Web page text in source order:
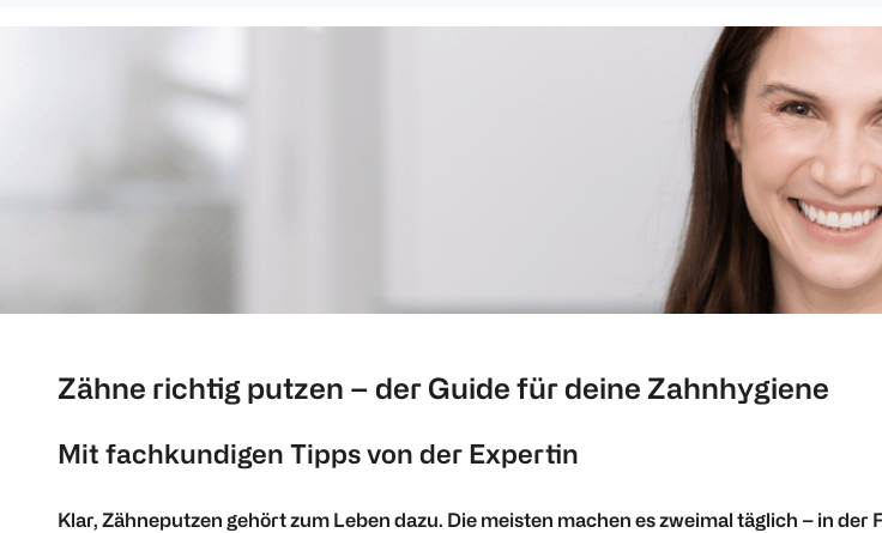
Zähne richtig putzen – der Guide für deine Zahnhygiene
Mit fachkundigen Tipps von der Expertin
Klar, Zähneputzen gehört zum Leben dazu. Die meisten machen es zweimal täglich – in